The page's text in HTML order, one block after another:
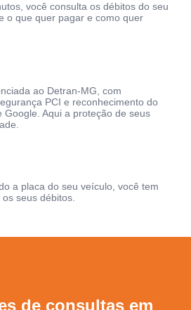
você consulta os débitos do seu
o que quer pagar e como quer
ao Detran-MG, com
PCI e reconhecimento do
Google. Aqui a proteção de seus
a placa do seu veículo, você tem
seus débitos.
de consultas em